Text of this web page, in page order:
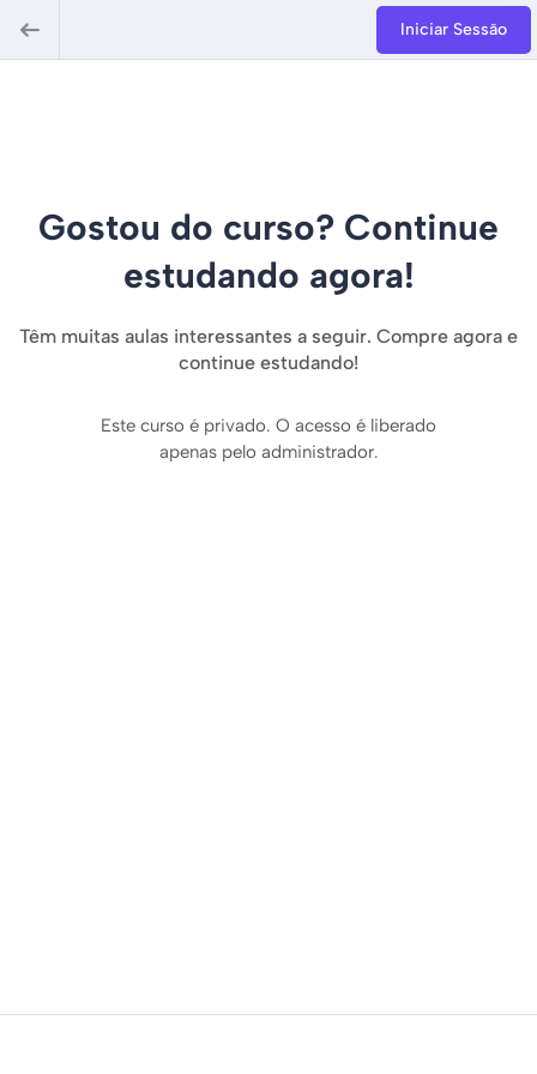
Iniciar Sessão
Gostou do curso? Continue
estudando agora!
Têm muitas aulas interessantes a seguir. Compre agora e
continue estudando!
Este curso é privado. O acesso é liberado
apenas pelo administrador.